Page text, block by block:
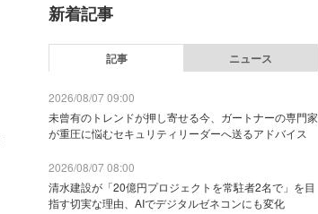
新着記事
記事 ニュース
2026/08/07 09:00
未曾有のトレンドが押し寄せる今、ガートナーの専門家
が重圧に悩むセキュリティリーダーへ送るアドバイス
2026/08/07 08:00
清水建設が「20億円プロジェクトを常駐者2名で」を目
指す切実な理由、AIでデジタルゼネコンにも変化